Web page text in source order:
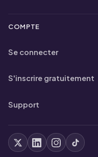
COMPTE
Se connecter
S'inscrire gratuitement
Support